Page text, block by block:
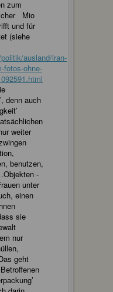
zum
Mio
und für
(siehe
ausland/iran-
fotos-ohne-
denn auch
weiter
benutzen,
-
unter
einen
sie
nur
geht